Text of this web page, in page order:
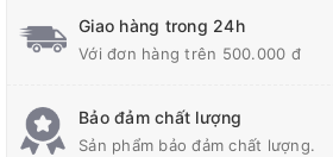
Giao hàng trong 24h
Với đơn hàng trên 500.000 đ
Bảo đảm chất lượng
Sản phẩm bảo đảm chất lượng.